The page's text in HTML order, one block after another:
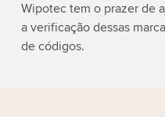
Wipotec tem o prazer de
a verificação dessas
de códigos.